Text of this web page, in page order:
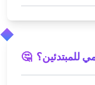
🤔 للمبتدئين؟